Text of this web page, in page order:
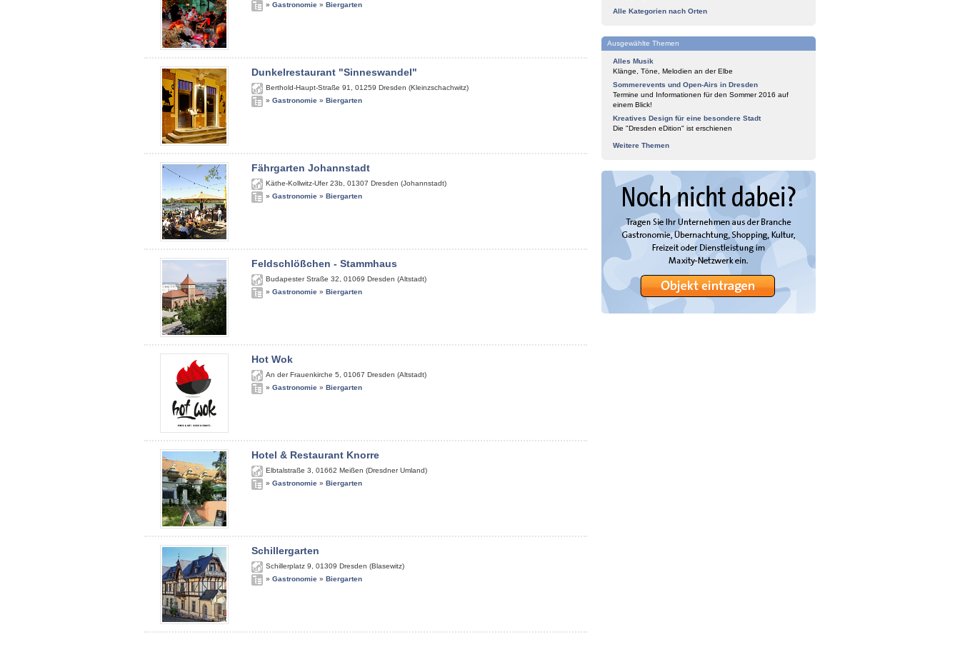
» Gastronomie » Biergarten
Dunkelrestaurant "Sinneswandel"
Berthold-Haupt-Straße 91 01259 Dresden (Kleinzschachwitz)
» Gastronomie » Biergarten
Fährgarten Johannstadt
Käthe-Kollwitz-Ufer 23b 01307 Dresden (Johannstadt)
» Gastronomie » Biergarten
Feldschlößchen - Stammhaus
Budapester Straße 32 01069 Dresden (Altstadt)
» Gastronomie » Biergarten
Hot Wok
An der Frauenkirche 5 01067 Dresden (Altstadt)
» Gastronomie » Biergarten
Hotel & Restaurant Knorre
Elbtalstraße 3 01662 Meißen (Dresdner Umland)
» Gastronomie » Biergarten
Schillergarten
Schillerplatz 9 01309 Dresden (Blasewitz)
» Gastronomie » Biergarten
Alle Kategorien nach Orten
Ausgewählte Themen
Alles Musik
Klänge, Töne, Melodien an der Elbe
Sommerevents und Open-Airs in Dresden
Termine und Informationen für den Sommer 2016 auf
einem Blick!
Kreatives Design für eine besondere Stadt
Die "Dresden eDition" ist erschienen
Weitere Themen